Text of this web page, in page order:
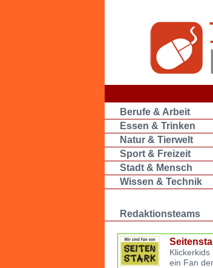
Berufe & Arbeit
Essen & Trinken
Natur & Tierwelt
Sport & Freizeit
Stadt & Mensch
Wissen & Technik
Redaktionsteams
Klickerkids
ein Fan der